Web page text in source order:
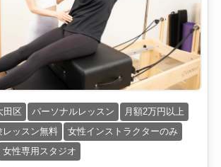
田区 パーソナルレッスン
月額2万円以上
レッスン無料
女性インストラクターのみ
女性専用スタジオ